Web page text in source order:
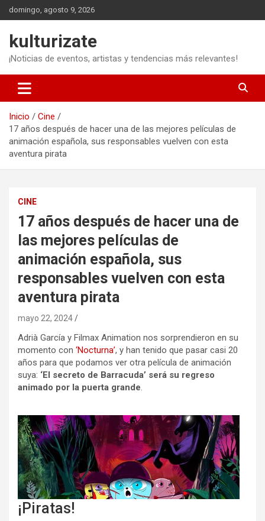
Saltar
al
domingo, agosto 9, 2026
kulturizate
¡Noticias de eventos, artistas y tendencias más relevantes!
Inicio
Cine
17 años después de hacer una de las mejores películas de
animación española, sus responsables vuelven con esta
aventura pirata
CINE
17 años después de hacer una de
las mejores películas de
animación española, sus
responsables vuelven con esta
aventura pirata
mayo 22, 2024
Adrià García y Filmax Animation nos sorprendieron en su
momento con ‘Nocturna’, y han tenido que pasar casi 20
años para que podamos ver otra película de animación
suya: ‘El secreto de Barracuda’ será su regreso
animado por la puerta grande.
¡Piratas!